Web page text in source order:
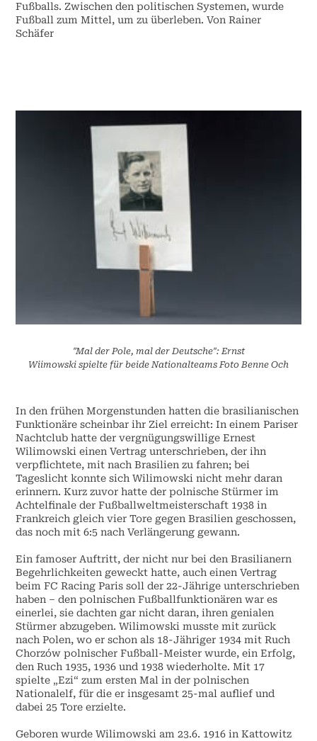
Fußballs. Zwischen den politischen Systemen, wurde
Fußball zum Mittel, um zu überleben. Von Rainer
Schäfer
"Mal der Pole, mal der Deutsche": Ernst
Wiimowski spielte für beide Nationalteams Foto Benne Och
In den frühen Morgenstunden hatten die brasilianischen
Funktionäre scheinbar ihr Ziel erreicht: In einem Pariser
Nachtclub hatte der vergnügungswillige Ernest
Wilimowski einen Vertrag unterschrieben, der ihn
verpflichtete, mit nach Brasilien zu fahren; bei
Tageslicht konnte sich Wilimowski nicht mehr daran
erinnern. Kurz zuvor hatte der polnische Stürmer im
Achtelfinale der Fußballweltmeisterschaft 1938 in
Frankreich gleich vier Tore gegen Brasilien geschossen,
das noch mit 6:5 nach Verlängerung gewann.
Ein famoser Auftritt, der nicht nur bei den Brasilianern
Begehrlichkeiten geweckt hatte, auch einen Vertrag
beim FC Racing Paris soll der 22-Jährige unterschrieben
haben – den polnischen Fußballfunktionären war es
einerlei, sie dachten gar nicht daran, ihren genialen
Stürmer abzugeben. Wilimowski musste mit zurück
nach Polen, wo er schon als 18-Jähriger 1934 mit Ruch
Chorzów polnischer Fußball-Meister wurde, ein Erfolg,
den Ruch 1935, 1936 und 1938 wiederholte. Mit 17
spielte „Ezi“ zum ersten Mal in der polnischen
Nationalelf, für die er insgesamt 25-mal auflief und
dabei 25 Tore erzielte.
Geboren wurde Wilimowski am 23.6. 1916 in Kattowitz